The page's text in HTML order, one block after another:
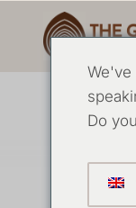
We've
Do